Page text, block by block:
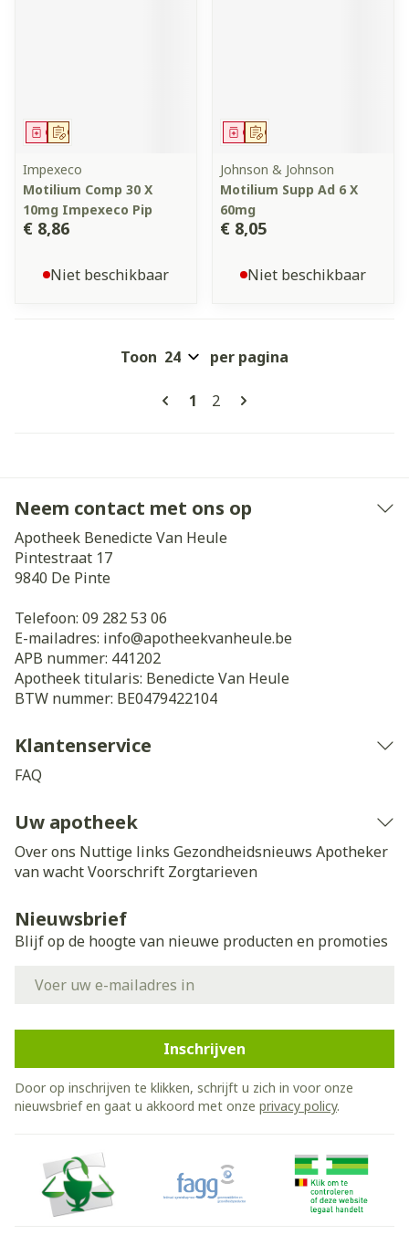
Op voorschrift
Geneesmiddel
Impexeco
Motilium Comp 30 X
10mg Impexeco Pip
€ 8,86
Niet beschikbaar
Op voorschrift
Geneesmiddel
Johnson & Johnson
Motilium Supp Ad 6 X
60mg
€ 8,05
Niet beschikbaar
Pagina's
U lees momenteel pagina
1 Pagina
2
Toon per pagina
Neem contact met ons op
Apotheek Benedicte Van Heule
Pintestraat 17
9840 De Pinte
Telefoon: 09 282 53 06
E-mailadres: info@apotheekvanheule.be
APB nummer: 441202
Apotheek titularis: Benedicte Van Heule
BTW nummer: BE0479422104
Klantenservice
FAQ
Uw apotheek
Over ons Nuttige links Gezondheidsnieuws Apotheker
van wachtVoorschrift Zorgtarieven
Nieuwsbrief
Blijf op de hoogte van nieuwe producten en promoties
Inschrijven
Door op inschrijven te klikken, schrijft u zich in voor onze
nieuwsbrief en gaat u akkoord met onze privacy policy.